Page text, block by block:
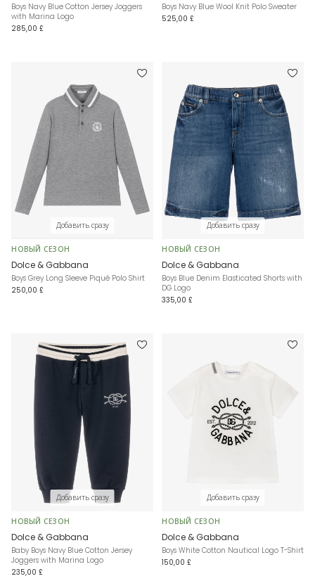
Boys Navy Blue Cotton Jersey Joggers
with Marina Logo
285,00 £
Boys Navy Blue Wool Knit Polo Sweater
525,00 £
Добавить сразу
НОВЫЙ СЕЗОН
Dolce & Gabbana
Boys Grey Long Sleeve Piqué Polo Shirt
250,00 £
Добавить сразу
НОВЫЙ СЕЗОН
Dolce & Gabbana
Boys Blue Denim Elasticated Shorts with
DG Logo
335,00 £
Добавить сразу
НОВЫЙ СЕЗОН
Dolce & Gabbana
Baby Boys Navy Blue Cotton Jersey
Joggers with Marina Logo
235,00 £
Добавить сразу
НОВЫЙ СЕЗОН
Dolce & Gabbana
Boys White Cotton Nautical Logo T-Shirt
150,00 £